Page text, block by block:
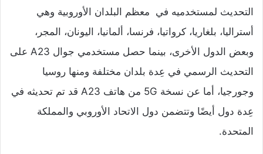
التحديث لمستخدميه في معظم البلدان الأوروبية وهي
أستراليا، بلغاريا، كرواتيا، فرنسا، ألمانيا، اليونان، المجر،
وبعض الدول الأخرى، بينما حصل مستخدمي جوال A23 على
التحديث الرسمي في عِدة بلدان مختلفة ومنها روسيا
وجورجيا، أما عن نسخة 5G من هاتف A23 قد تم تحديثه في
عِدة دول أيضًا وتتضمن دول الاتحاد الأوروبي والمملكة
المتحدة.